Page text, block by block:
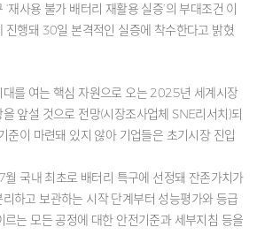
재사용 불가 배터리 재활용 실증’의 부대조건 이
진행돼 30일 본격적인 실증에 착수한다고 밝혔
대를 여는 핵심 자원으로 오는 2025년 세계시장
앞설 것으로 전망(시장조사업체 SNE리서치)되
준이 마련돼 있지 않아 기업들은 초기시장 진입
월 국내 최초로 배터리 특구에 선정돼 잔존가치가
하고 보관하는 시작 단계부터 성능평가와 등급
르는 모든 공정에 대한 안전기준과 세부지침 등을